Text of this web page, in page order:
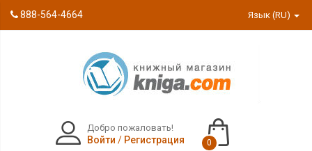
888-564-4664 Язык (RU)
Добро пожаловать!
Войти / Регистрация 0